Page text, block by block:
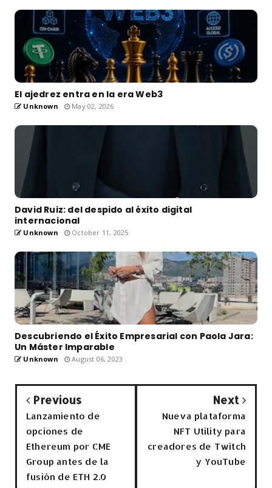
El ajedrez entra en la era Web3
Unknown May 02, 2026
David Ruiz: del despido al éxito digital
internacional
Unknown October 11, 2025
Descubriendo el Éxito Empresarial con Paola Jara:
Un Máster Imparable
Unknown August 06, 2023
Previous
Lanzamiento de
opciones de
Ethereum por CME
Group antes de la
fusión de ETH 2.0
Next
Nueva plataforma
NFT Utility para
creadores de Twitch
y YouTube